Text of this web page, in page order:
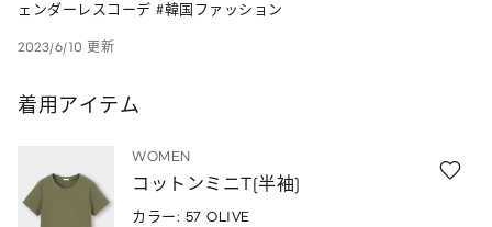
ェンダーレスコーデ #韓国ファッション
2023/6/10 更新
着用アイテム
WOMEN
コットンミニT(半袖)
カラー: 57 OLIVE